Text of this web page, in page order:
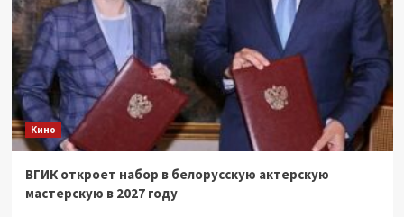
Кино
ВГИК откроет набор в белорусскую актерскую
мастерскую в 2027 году